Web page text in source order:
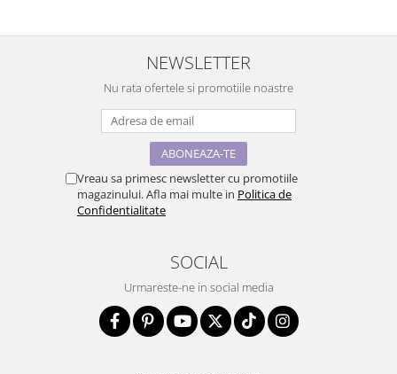
NEWSLETTER
Nu rata ofertele si promotiile noastre
Vreau sa primesc newsletter cu promotiile
magazinului. Afla mai multe in Politica de
Confidentialitate
SOCIAL
Urmareste-ne in social media